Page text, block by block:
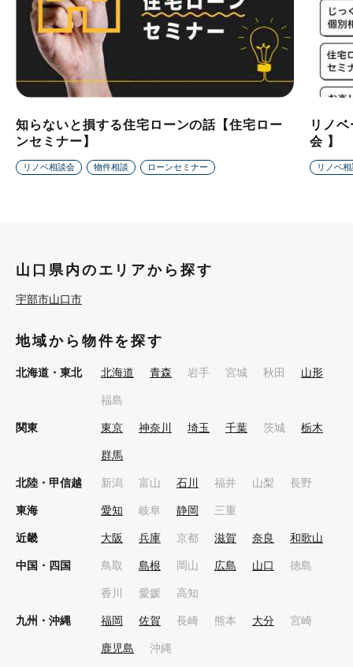
知らないと損する住宅ローンの話【住宅ロー
ンセミナー】
リノベ相談会 物件相談 ローンセミナー
リノ
会 】
リノベ
山口県内のエリアから探す
宇部市山口市
地域から物件を探す
北海道・東北 北海道 青森 岩手 宮城 秋田 山形
福島
関東 東京 神奈川 埼玉 千葉 茨城 栃木
群馬
北陸・甲信越 新潟 富山 石川 福井 山梨 長野
東海 愛知 岐阜 静岡 三重
近畿 大阪 兵庫 京都 滋賀 奈良 和歌山
中国・四国 鳥取 島根 岡山 広島 山口 徳島
香川 愛媛 高知
九州・沖縄 福岡 佐賀 長崎 熊本 大分 宮崎
鹿児島 沖縄